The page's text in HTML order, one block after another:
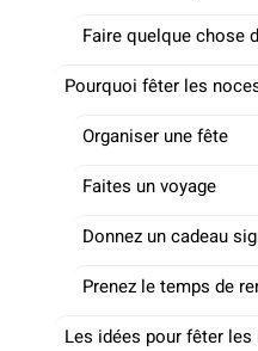
Faire quelque chose
Pourquoi fêter les
Organiser une fête
Faites un voyage
Donnez un cadeau
Prenez le temps de
Les idées pour fêter